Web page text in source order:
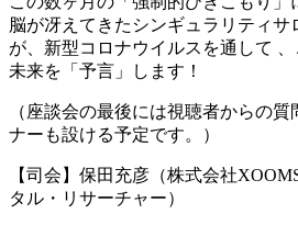
脳が冴えてきたシンギュラリティサ
が、新型コロナウイルスを通して
未来を「予言」します！
（座談会の最後には視聴者からの
ナーも設ける予定です。）
【司会】保田充彦（株式会社
タル・リサーチャー）